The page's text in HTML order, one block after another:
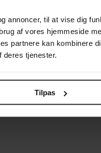
annoncer, til at vise dig
af vores hjemmeside
partnere kan kombinere
deres tjenester.
Tilpas